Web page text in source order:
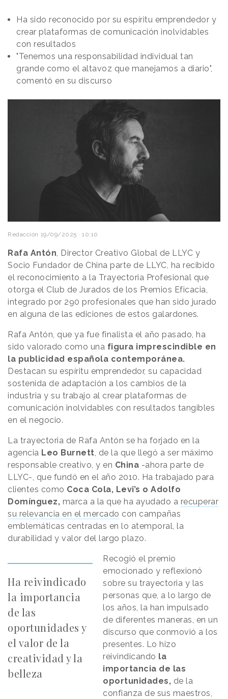
Ha sido reconocido por su espíritu emprendedor y
crear plataformas de comunicación inolvidables
con resultados
"Tenemos una responsabilidad individual tan
grande como el altavoz que manejamos a diario",
comentó en su discurso
Redacción 19/09/2025 · 10:10
Rafa Antón, Director Creativo Global de LLYC y
Socio Fundador de China parte de LLYC, ha recibido
el reconocimiento a la Trayectoria Profesional que
otorga el Club de Jurados de los Premios Eficacia,
integrado por 290 profesionales que han sido jurado
en alguna de las ediciones de estos galardones.
Rafa Antón, que ya fue finalista el año pasado, ha
sido valorado como una figura imprescindible en
la publicidad española contemporánea.
Destacan su espíritu emprendedor, su capacidad
sostenida de adaptación a los cambios de la
industria y su trabajo al crear plataformas de
comunicación inolvidables con resultados tangibles
en el negocio.
La trayectoria de Rafa Antón se ha forjado en la
agencia Leo Burnett, de la que llegó a ser máximo
responsable creativo, y en China -ahora parte de
LLYC-, que fundó en el año 2010. Ha trabajado para
clientes como Coca Cola, Levi’s o Adolfo
Domínguez, marca a la que ha ayudado a recuperar
su relevancia en el mercado con campañas
emblemáticas centradas en lo atemporal, la
durabilidad y valor del largo plazo.
Ha reivindicado
la importancia
de las
oportunidades y
el valor de la
creatividad y la
belleza
Recogió el premio
emocionado y reflexionó
sobre su trayectoria y las
personas que, a lo largo de
los años, la han impulsado
de diferentes maneras, en un
discurso que conmovió a los
presentes. Lo hizo
reivindicando la
importancia de las
oportunidades, de la
confianza de sus maestros,